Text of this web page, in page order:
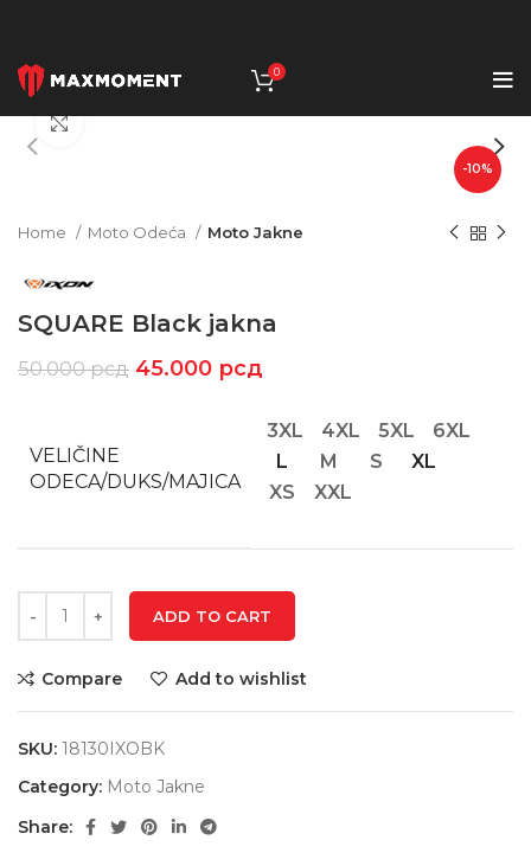
0
-10%
Home Moto Odeća Moto Jakne
SQUARE Black jakna
50.000рсд 45.000 рсд
VELIČINE
ODECA/DUKS/MAJICA
3XL 4XL 5XL
6XL
L
M S
XL
XS
XXL
ADD TO CART
Compare Add to wishlist
SKU: 18130IXOBK
Category: Moto Jakne
Share: